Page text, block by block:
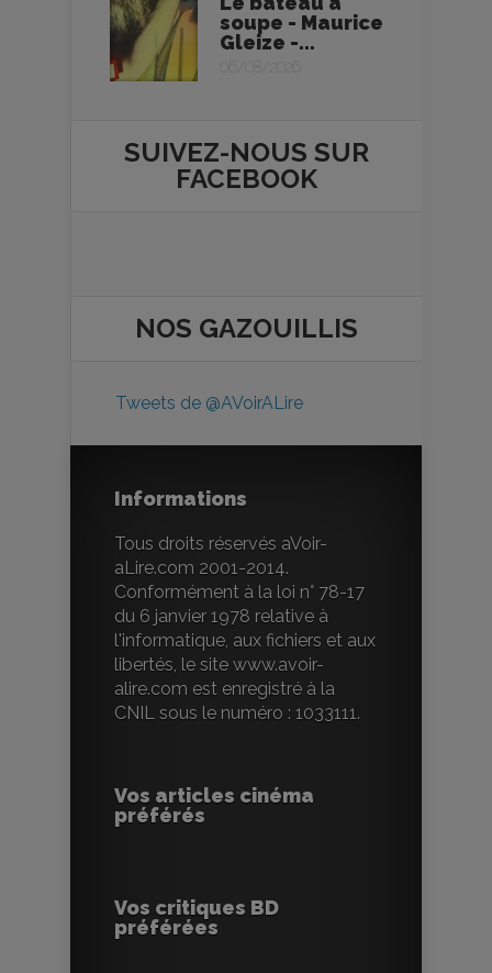
soupe - Maurice
Gleize -...
06/08/2026
SUIVEZ-NOUS SUR
FACEBOOK
NOS GAZOUILLIS
Tweets de @AVoirALire
Informations
Tous droits réservés aVoir-
aLire.com 2001-2014.
Conformément à la loi n° 78-17
du 6 janvier 1978 relative à
l'informatique, aux fichiers et aux
libertés, le site www.avoir-
alire.com est enregistré à la
CNIL sous le numéro : 1033111.
Vos articles cinéma
préférés
Vos critiques BD
préférées